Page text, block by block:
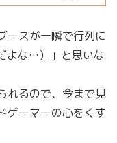
ースが一瞬で行列に
よな…）」と思いな
れるので、今まで見
ゲーマーの心をくす